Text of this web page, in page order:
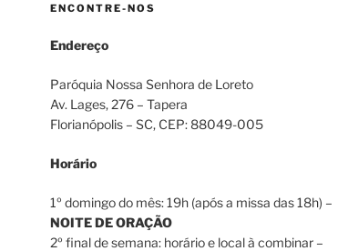
ENCONTRE-NOS
Endereço
Paróquia Nossa Senhora de Loreto
Av. Lages, 276 – Tapera
Florianópolis – SC, CEP: 88049-005
Horário
1º domingo do mês: 19h (após a missa das 18h) –
NOITE DE ORAÇÃO
2º final de semana: horário e local à combinar –